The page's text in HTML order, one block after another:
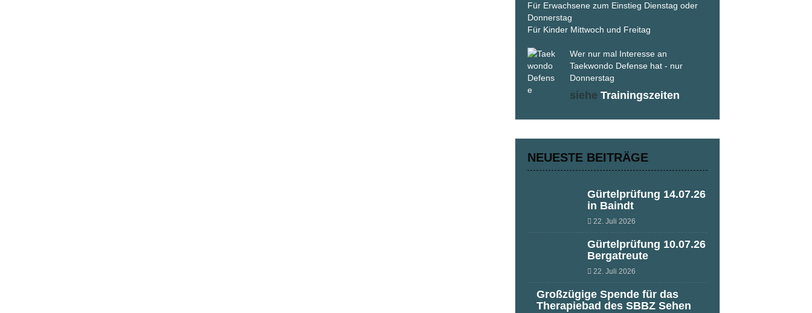
Für Erwachsene zum Einstieg Dienstag oder
Donnerstag
Für Kinder Mittwoch und Freitag
Wer nur mal Interesse an
Taekwondo Defense hat - nur
Donnerstag
siehe Trainingszeiten
NEUESTE BEITRÄGE
Gürtelprüfung 14.07.26
in Baindt
22. Juli 2026
Gürtelprüfung 10.07.26
Bergatreute
22. Juli 2026
Großzügige Spende für das
Therapiebad des SBBZ Sehen